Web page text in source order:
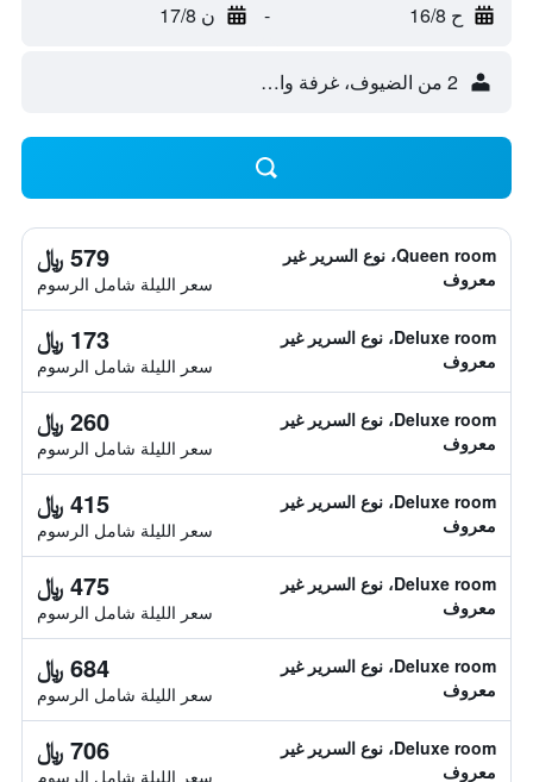
ح 16/8 - ن 17/8
2 من الضيوف، غرفة واحدة
Queen room، نوع السرير غير
معروف
579 ﷼
سعر الليلة شامل الرسوم
Deluxe room، نوع السرير غير
معروف
173 ﷼
سعر الليلة شامل الرسوم
Deluxe room، نوع السرير غير
معروف
260 ﷼
سعر الليلة شامل الرسوم
Deluxe room، نوع السرير غير
معروف
415 ﷼
سعر الليلة شامل الرسوم
Deluxe room، نوع السرير غير
معروف
475 ﷼
سعر الليلة شامل الرسوم
Deluxe room، نوع السرير غير
معروف
684 ﷼
سعر الليلة شامل الرسوم
Deluxe room، نوع السرير غير
معروف
706 ﷼
سعر الليلة شامل الرسوم